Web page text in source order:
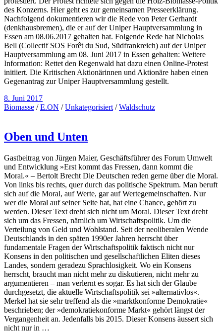
des Konzerns. Hier geht es zur gemeinsamen Presseerklärung.
Nachfolgend dokumentieren wir die Rede von Peter Gerhardt
(denkhausbremen), die er auf der Uniper Hauptversammlung in
Essen am 08.06.2017 gehalten hat. Folgende Rede hat Nicholas
Bell (Collectif SOS Forêt du Sud, Südfrankreich) auf der Uniper
Hauptversammlung am 08. Juni 2017 in Essen gehalten: Weitere
Information: Rettet den Regenwald hat dazu einen Online-Protest
initiiert. Die Kritischen Aktionärinnen und Aktionäre haben einen
Gegenantrag zur Uniper Hauptversammlung gestellt.
8. Juni 2017
Biomasse /E.ON /Unkategorisiert /Waldschutz
Oben und Unten
Gastbeitrag von Jürgen Maier, Geschäftsführer des Forum Umwelt
und Entwicklung »Erst kommt das Fressen, dann kommt die
Moral.« – Bertolt Brecht Die Deutschen reden gerne über die Moral.
Von links bis rechts, quer durch das politische Spektrum. Man beruft
sich auf die Moral, auf Werte, gar auf Wertegemeinschaften. Nur
wer die Moral auf seiner Seite hat, hat eine Chance, gehört zu
werden. Dieser Text dreht sich nicht um Moral. Dieser Text dreht
sich um das Fressen, nämlich um Wirtschaftspolitik. Um die
Verteilung von Geld und Wohlstand. Seit der neoliberalen Wende
Deutschlands in den späten 1990er Jahren herrscht über
fundamentale Fragen der Wirtschaftspolitik faktisch nicht nur
Konsens in den politischen und gesellschaftlichen Eliten dieses
Landes, sondern geradezu Sprachlosigkeit. Wo ein Konsens
herrscht, braucht man nicht mehr zu diskutieren, nicht mehr zu
argumentieren – man verlernt es sogar. Es hat sich der Glaube
durchgesetzt, die aktuelle Wirtschaftspolitik sei »alternativlos«.
Merkel hat sie sehr treffend als die »marktkonforme Demokratie«
beschrieben; der »demokratiekonforme Markt« gehört längst der
Vergangenheit an. Jedenfalls bis 2015. Dieser Konsens äussert sich
nicht nur in …